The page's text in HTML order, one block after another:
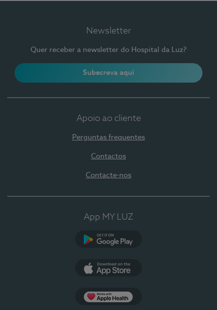
Newsletter
Quer receber a newsletter do Hospital da Luz?
Subscreva aqui
Apoio ao cliente
Perguntas frequentes
Contactos
Contacte-nos
App MY LUZ